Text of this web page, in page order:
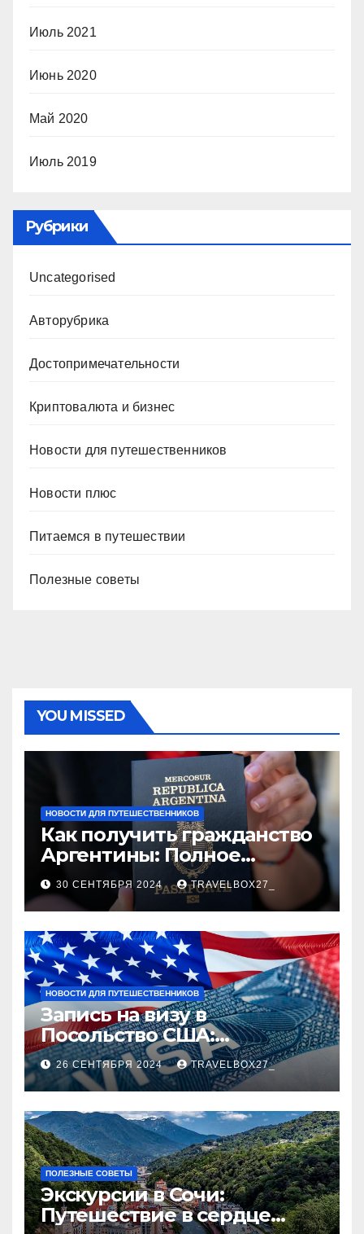
Июль 2021
Июнь 2020
Май 2020
Июль 2019
Рубрики
Uncategorised
Авторубрика
Достопримечательности
Криптовалюта и бизнес
Новости для путешественников
Новости плюс
Питаемся в путешествии
Полезные советы
YOU MISSED
НОВОСТИ ДЛЯ ПУТЕШЕСТВЕННИКОВ
Как получить гражданство
Аргентины: Полное
руководство
30 СЕНТЯБРЯ 2024 TRAVELBOX27_
НОВОСТИ ДЛЯ ПУТЕШЕСТВЕННИКОВ
Запись на визу в
Посольство США:
Пошаговое руководство
26 СЕНТЯБРЯ 2024 TRAVELBOX27_
ПОЛЕЗНЫЕ СОВЕТЫ
Экскурсии в Сочи:
Путешествие в сердце